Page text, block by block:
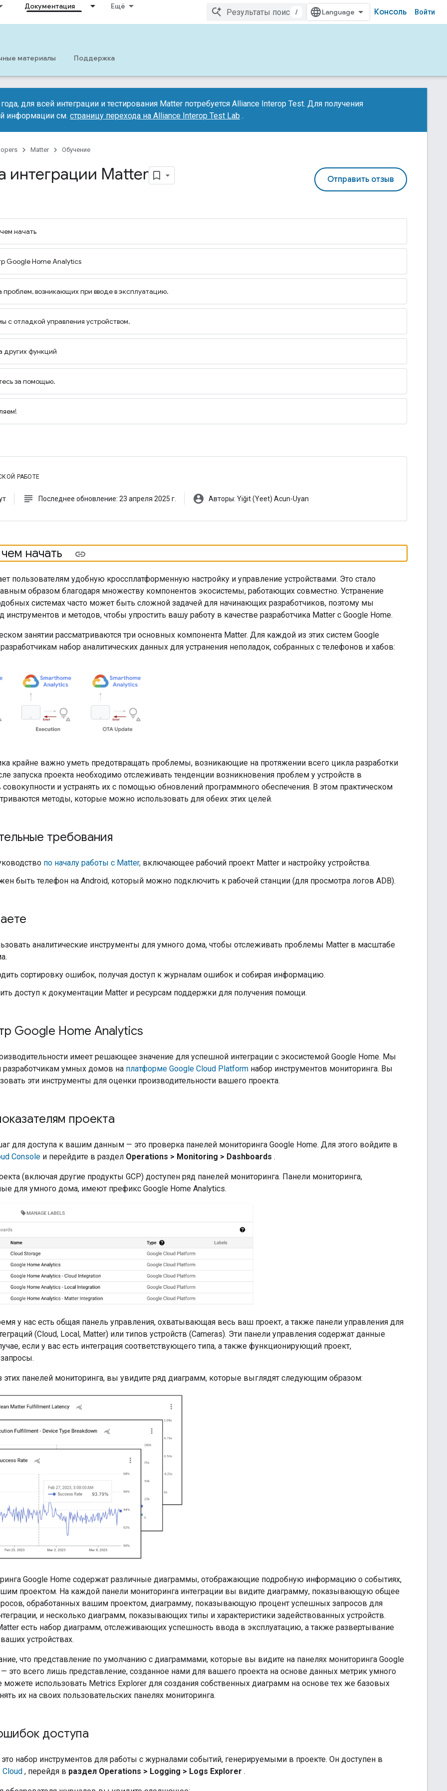
Документация Ещё
/ Консоль Войти
материалы Поддержка
года, для всей интеграции и тестирования Matter потребуется Alliance Interop Test. Для получения
информации см. страницу перехода на Alliance Interop Test Lab .
Matter Обучение
Отправить отзыв
интеграции Matter
начать
Google Home Analytics
проблем, возникающих при вводе в эксплуатацию.
с отладкой управления устройством.
других функций
за помощью.
РАБОТЕ
subject Последнее обновление: 23 апреля 2025 г. account_circle Авторы: Yiğit (Yeet) Acun-Uyan
начать
пользователям удобную кроссплатформенную настройку и управление устройствами. Это стало
образом благодаря множеству компонентов экосистемы, работающих совместно. Устранение
системах часто может быть сложной задачей для начинающих разработчиков, поэтому мы
инструментов и методов, чтобы упростить вашу работу в качестве разработчика Matter с Google Home.
занятии рассматриваются три основных компонента Matter. Для каждой из этих систем Google
разработчикам набор аналитических данных для устранения неполадок, собранных с телефонов и хабов:
крайне важно уметь предотвращать проблемы, возникающие на протяжении всего цикла разработки
запуска проекта необходимо отслеживать тенденции возникновения проблем у устройств в
совокупности и устранять их с помощью обновлений программного обеспечения. В этом практическом
методы, которые можно использовать для обеих этих целей.
требования
по началу работы с Matter, включающее рабочий проект Matter и настройку устройства.
быть телефон на Android, который можно подключить к рабочей станции (для просмотра логов ADB).
аналитические инструменты для умного дома, чтобы отслеживать проблемы Matter в масштабе
сортировку ошибок, получая доступ к журналам ошибок и собирая информацию.
доступ к документации Matter и ресурсам поддержки для получения помощи.
Google Home Analytics
имеет решающее значение для успешной интеграции с экосистемой Google Home. Мы
разработчикам умных домов на платформе Google Cloud Platform набор инструментов мониторинга. Вы
эти инструменты для оценки производительности вашего проекта.
проекта
для доступа к вашим данным — это проверка панелей мониторинга Google Home. Для этого войдите в
Console и перейдите в раздел Operations > Monitoring > Dashboards .
(включая другие продукты GCP) доступен ряд панелей мониторинга. Панели мониторинга,
для умного дома, имеют префикс Google Home Analytics.
у нас есть общая панель управления, охватывающая весь ваш проект, а также панели управления для
(Cloud, Local, Matter) или типов устройств (Cameras). Эти панели управления содержат данные
если у вас есть интеграция соответствующего типа, а также функционирующий проект,
этих панелей мониторинга, вы увидите ряд диаграмм, которые выглядят следующим образом:
Google Home содержат различные диаграммы, отображающие подробную информацию о событиях,
проектом. На каждой панели мониторинга интеграции вы видите диаграмму, показывающую общее
обработанных вашим проектом, диаграмму, показывающую процент успешных запросов для
и несколько диаграмм, показывающих типы и характеристики задействованных устройств.
есть набор диаграмм, отслеживающих успешность ввода в эксплуатацию, а также развертывание
устройствах.
что представление по умолчанию с диаграммами, которые вы видите на панелях мониторинга Google
— это всего лишь представление, созданное нами для вашего проекта на основе данных метрик умного
можете использовать Metrics Explorer для создания собственных диаграмм на основе тех же базовых
их на своих пользовательских панелях мониторинга.
доступа
это набор инструментов для работы с журналами событий, генерируемыми в проекте. Он доступен в
Cloud , перейдя в раздел Operations > Logging > Logs Explorer .